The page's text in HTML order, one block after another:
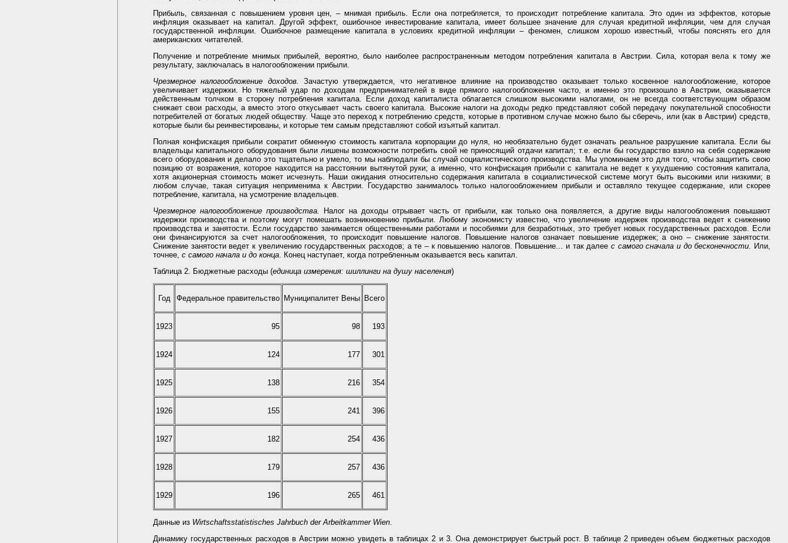
Прибыль, связанная с повышением уровня цен, – мнимая прибыль. Если она потребляется, то происходит потребление капитала. Это один из эффектов, которые
инфляция оказывает на капитал. Другой эффект, ошибочное инвестирование капитала, имеет большее значение для случая кредитной инфляции, чем для случая
государственной инфляции. Ошибочное размещение капитала в условиях кредитной инфляции – феномен, слишком хорошо известный, чтобы пояснять его для
американских читателей.
Получение и потребление мнимых прибылей, вероятно, было наиболее распространенным методом потребления капитала в Австрии. Сила, которая вела к тому же
результату, заключалась в налогообложении прибыли.
Чрезмерное налогообложение доходов.
Зачастую утверждается, что негативное влияние на производство оказывает только косвенное налогообложение, которое
увеличивает издержки. Но тяжелый удар по доходам предпринимателей в виде прямого налогообложения часто, и именно это произошло в Австрии, оказывается
действенным толчком в сторону потребления капитала. Если доход капиталиста облагается слишком высокими налогами, он не всегда соответствующим образом
снижает свои расходы, а вместо этого откусывает часть своего капитала. Высокие налоги на доходы редко представляют собой передачу покупательной способности
потребителей от богатых людей обществу. Чаще это переход к потреблению средств, которые в противном случае можно было бы сберечь, или (как в Австрии) средств,
которые были бы реинвестированы, и которые тем самым представляют собой изъятый капитал.
Полная конфискация прибыли сократит обменную стоимость капитала корпорации до нуля, но необязательно будет означать реальное разрушение капитала. Если бы
владельцы капитального оборудования были лишены возможности потребить свой не приносящий отдачи капитал; т.е. если бы государство взяло на себя содержание
всего оборудования и делало это тщательно и умело, то мы наблюдали бы случай социалистического производства. Мы упоминаем это для того, чтобы защитить свою
позицию от возражения, которое находится на расстоянии вытянутой руки; а именно, что конфискация прибыли с капитала не ведет к ухудшению состояния капитала,
хотя акционерная стоимость может исчезнуть. Наши ожидания относительно содержания капитала в социалистической системе могут быть высокими или низкими; в
любом случае, такая ситуация неприменима к Австрии. Государство занималось только налогообложением прибыли и оставляло текущее содержание, или скорее
потребление, капитала, на усмотрение владельцев.
Чрезмерное налогообложение производства.
Налог на доходы отрывает часть от прибыли, как только она появляется, а другие виды налогообложения повышают
издержки производства и поэтому могут помешать возникновению прибыли. Любому экономисту известно, что увеличение издержек производства ведет к снижению
производства и занятости. Если государство занимается общественными работами и пособиями для безработных, это требует новых государственных расходов. Если
они финансируются за счет налогообложения, то происходит повышение налогов. Повышение налогов означает повышение издержек; а оно – снижение занятости.
Снижение занятости ведет к увеличению государственных расходов; а те – к повышению налогов. Повышение... и так далеес самого сначала и до бесконечности. Или,
точнее, с самого начала и до конца. Конец наступает, когда потребленным оказывается весь капитал.
Таблица 2. Бюджетные расходы (единица измерения: шиллинги на душу населения)
Год Федеральное правительство Муниципалитет Вены Всего
1923 95 98 193
1924 124 177 301
1925 138 216 354
1926 155 241 396
1927 182 254 436
1928 179 257 436
1929 196 265 461
Данные из Wirtschaftsstatistisches Jahrbuch der Arbeitkammer Wien.
Динамику государственных расходов в Австрии можно увидеть в таблицах 2 и 3. Она демонстрирует быстрый рост. В таблице 2 приведен объем бюджетных расходов